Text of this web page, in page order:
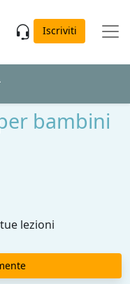
Iscriviti
bambini
lezioni